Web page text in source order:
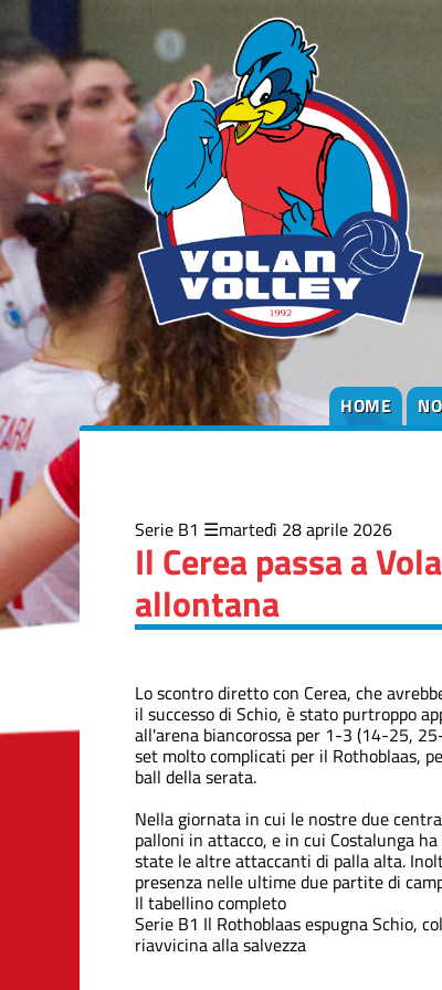
HOME
Serie B1 martedì 28 aprile 2026
Il Cerea passa a
allontana
Lo scontro diretto con Cerea, che
il successo di Schio, è stato purtroppo
all'arena biancorossa per 1-3 (14-25,
set molto complicati per il Rothoblaas,
ball della serata.
Nella giornata in cui le nostre due
palloni in attacco, e in cui Costalunga
state le altre attaccanti di palla alta.
presenza nelle ultime due partite di
Il tabellino completo
Serie B1 Il Rothoblaas espugna Schio,
riavvicina alla salvezza
delle
notizie:
Altre
squadre
Serie B1
Serie B2
Società